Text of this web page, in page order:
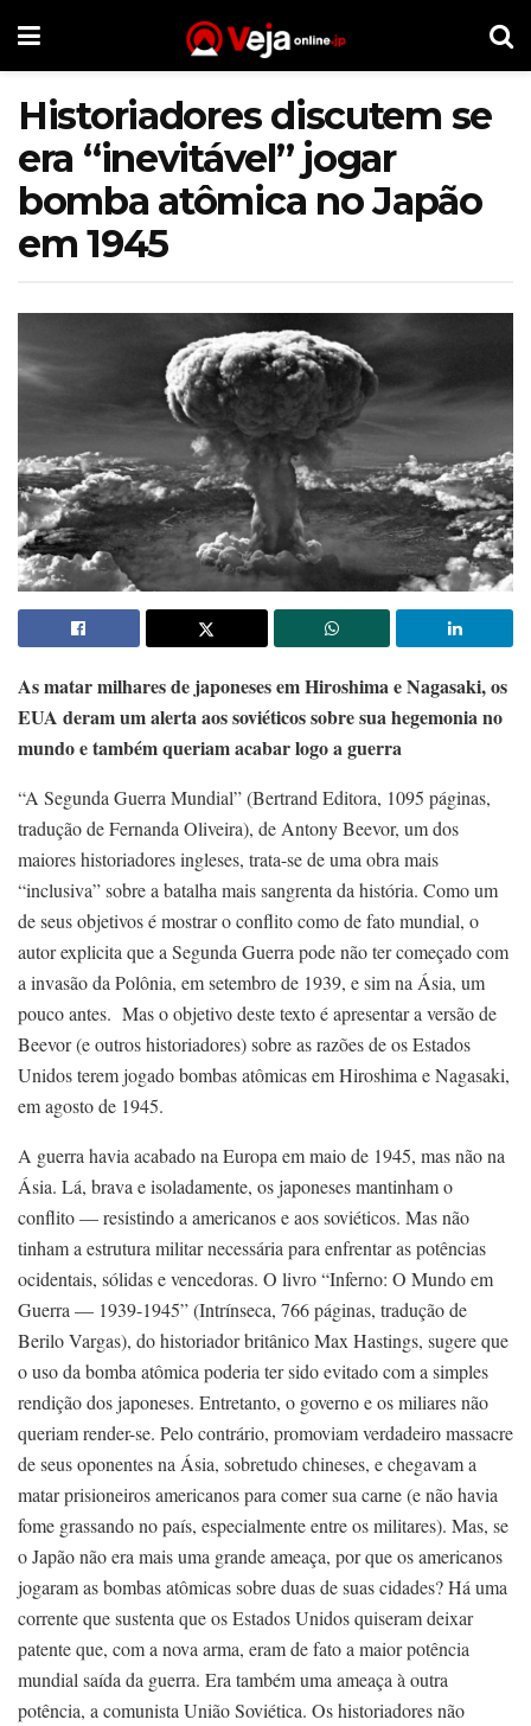
Historiadores discutem se
era “inevitável” jogar
bomba atômica no Japão
em 1945
As matar milhares de japoneses em Hiroshima e Nagasaki, os
EUA deram um alerta aos soviéticos sobre sua hegemonia no
mundo e também queriam acabar logo a guerra
“A Segunda Guerra Mundial” (Bertrand Editora, 1095 páginas,
tradução de Fernanda Oliveira), de Antony Beevor, um dos
maiores historiadores ingleses, trata-se de uma obra mais
“inclusiva” sobre a batalha mais sangrenta da história. Como um
de seus objetivos é mostrar o conflito como de fato mundial, o
autor explicita que a Segunda Guerra pode não ter começado com
a invasão da Polônia, em setembro de 1939, e sim na Ásia, um
pouco antes. Mas o objetivo deste texto é apresentar a versão de
Beevor (e outros historiadores) sobre as razões de os Estados
Unidos terem jogado bombas atômicas em Hiroshima e Nagasaki,
em agosto de 1945.
A guerra havia acabado na Europa em maio de 1945, mas não na
Ásia. Lá, brava e isoladamente, os japoneses mantinham o
conflito — resistindo a americanos e aos soviéticos. Mas não
tinham a estrutura militar necessária para enfrentar as potências
ocidentais, sólidas e vencedoras. O livro “Inferno: O Mundo em
Guerra — 1939-1945” (Intrínseca, 766 páginas, tradução de
Berilo Vargas), do historiador britânico Max Hastings, sugere que
o uso da bomba atômica poderia ter sido evitado com a simples
rendição dos japoneses. Entretanto, o governo e os miliares não
queriam render-se. Pelo contrário, promoviam verdadeiro massacre
de seus oponentes na Ásia, sobretudo chineses, e chegavam a
matar prisioneiros americanos para comer sua carne (e não havia
fome grassando no país, especialmente entre os militares). Mas, se
o Japão não era mais uma grande ameaça, por que os americanos
jogaram as bombas atômicas sobre duas de suas cidades? Há uma
corrente que sustenta que os Estados Unidos quiseram deixar
patente que, com a nova arma, eram de fato a maior potência
mundial saída da guerra. Era também uma ameaça à outra
potência, a comunista União Soviética. Os historiadores não